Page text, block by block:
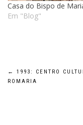
Casa do Bispo de
Em "Blog"
←
1993: CENTRO
ROMARIA